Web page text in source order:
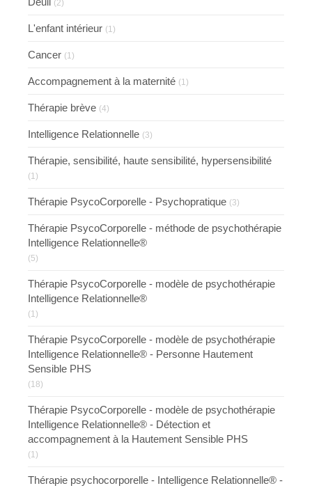
(2)
L'enfant intérieur (1)
Cancer (1)
Accompagnement à la maternité (1)
Thérapie brève (4)
Intelligence Relationnelle (3)
Thérapie, sensibilité, haute sensibilité, hypersensibilité
(1)
Thérapie PsycoCorporelle - Psychopratique (3)
Thérapie PsycoCorporelle - méthode de psychothérapie
Intelligence Relationnelle®
(5)
Thérapie PsycoCorporelle - modèle de psychothérapie
Intelligence Relationnelle®
(1)
Thérapie PsycoCorporelle - modèle de psychothérapie
Intelligence Relationnelle® - Personne Hautement
Sensible PHS
(18)
Thérapie PsycoCorporelle - modèle de psychothérapie
Intelligence Relationnelle® - Détection et
accompagnement à la Hautement Sensible PHS
(1)
Thérapie psychocorporelle - Intelligence Relationnelle® -